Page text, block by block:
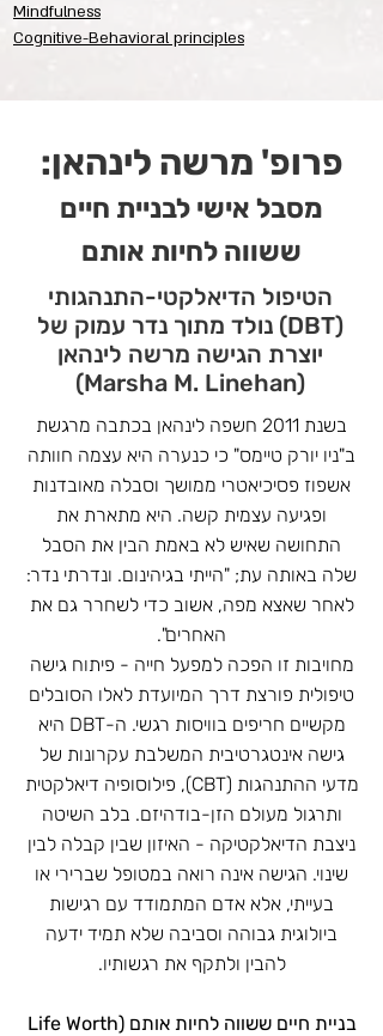
Mindfulness
Cognitive-Behavioral principles
פרופ' מרשה לינהאן:
מסבל אישי לבניית חיים
ששווה לחיות אותם
הטיפול הדיאלקטי-התנהגותי
(DBT) נולד מתוך נדר עמוק של
יוצרת הגישה מרשה לינהאן
(Marsha M. Linehan)
בשנת 2011 חשפה לינהאן בכתבה מרגשת
ב"ניו יורק טיימס" כי כנערה היא עצמה חוותה
אשפוז פסיכיאטרי ממושך וסבלה מאובדנות
ופגיעה עצמית קשה. היא מתארת את
התחושה שאיש לא באמת הבין את הסבל
שלה באותה עת; "הייתי בגיהינום. ונדרתי נדר:
לאחר שאצא מפה, אשוב כדי לשחרר גם את
האחרים".
מחויבות זו הפכה למפעל חייה - פיתוח גישה
טיפולית פורצת דרך המיועדת לאלו הסובלים
מקשיים חריפים בוויסות רגשי. ה-DBT היא
גישה אינטגרטיבית המשלבת עקרונות של
מדעי ההתנהגות (CBT), פילוסופיה דיאלקטית
ותרגול מעולם הזן-בודהיזם. בלב השיטה
ניצבת הדיאלקטיקה - האיזון שבין קבלה לבין
שינוי. הגישה אינה רואה במטופל שברירי או
בעייתי, אלא אדם המתמודד עם רגישות
ביולוגית גבוהה וסביבה שלא תמיד ידעה
להבין ולתקף את רגשותיו.
בניית חיים ששווה לחיות אותם (Life Worth